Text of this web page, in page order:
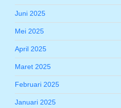
Juni 2025
Mei 2025
April 2025
Maret 2025
Februari 2025
Januari 2025